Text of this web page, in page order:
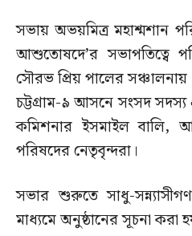
সভায় অভয়মিত্র মহাশ্মশান
আশুতোষদে’র সভাপতিত্বে
সৌরভ প্রিয় পালের সঞ্চালনায়
চট্টগ্রাম-৯ আসনে সংসদ সদস্য
কমিশনার ইসমাইল বালি,
পরিষদের নেতৃবৃন্দরা।
সভার শুরুতে সাধু-
মাধ্যমে অনুষ্ঠানের সূচনা করা